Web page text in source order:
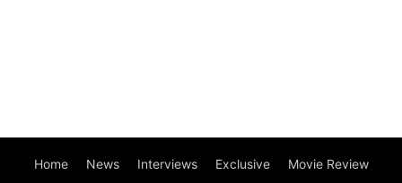
Home News Interviews Exclusive Movie Review